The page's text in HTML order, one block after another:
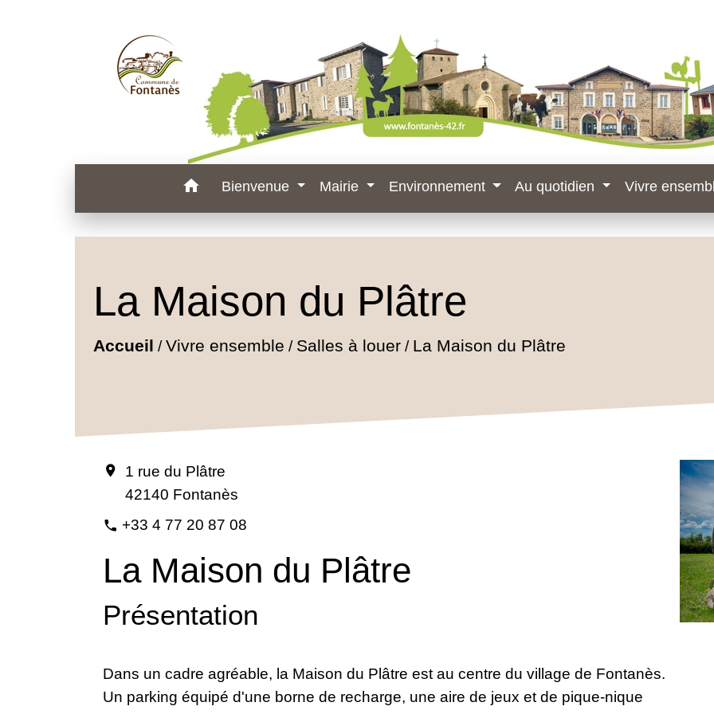
home Bienvenue Mairie Environnement Au quotidien Vivre
La Maison du Plâtre
Accueil /Vivre ensemble / Salles à louer/ La Maison du Plâtre
location_on
1 rue du Plâtre
42140 Fontanès
phone +33 4 77 20 87 08
La Maison du Plâtre
Présentation
Dans un cadre agréable, la Maison du Plâtre est au centre du village de Fontanès.
Un parking équipé d'une borne de recharge, une aire de jeux et de pique-nique